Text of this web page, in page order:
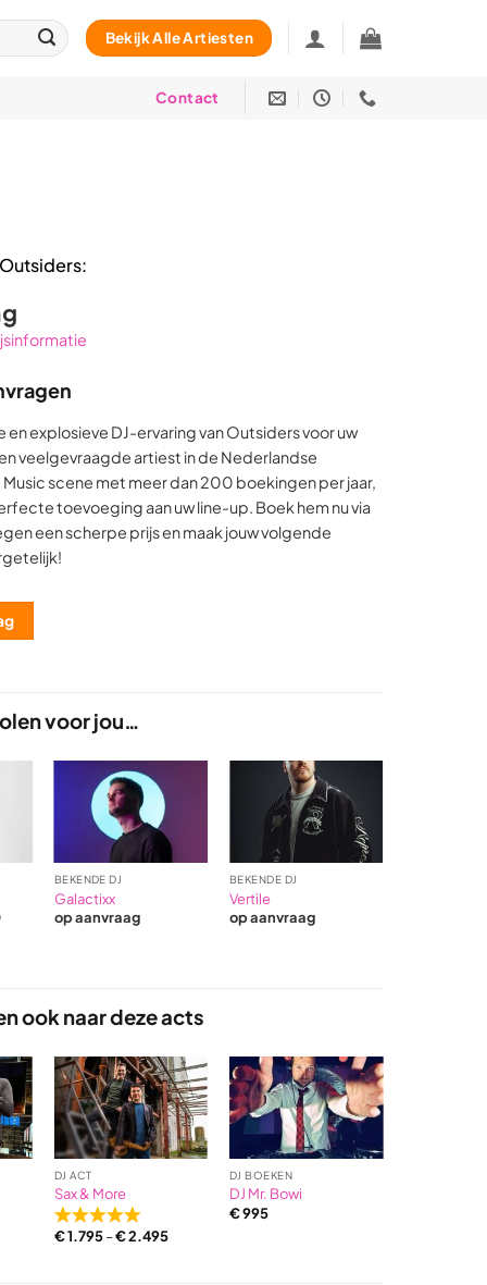
Bekijk Alle Artiesten
Contact
en explosieve DJ-ervaring van Outsiders voor uw
veelgevraagde artiest in de Nederlandse
scene met meer dan 200 boekingen per jaar,
toevoeging aan uw line-up. Boek hem nu via
een scherpe prijs en maak jouw volgende
voor jou…
BEKENDE DJ
Galactixx
op aanvraag
BEKENDE DJ
Vertile
op aanvraag
ook naar deze acts
DJ ACT
Sax & More
Rated
5,0
€1.795–€2.495
DJ BOEKEN
DJ Mr. Bowi
€995